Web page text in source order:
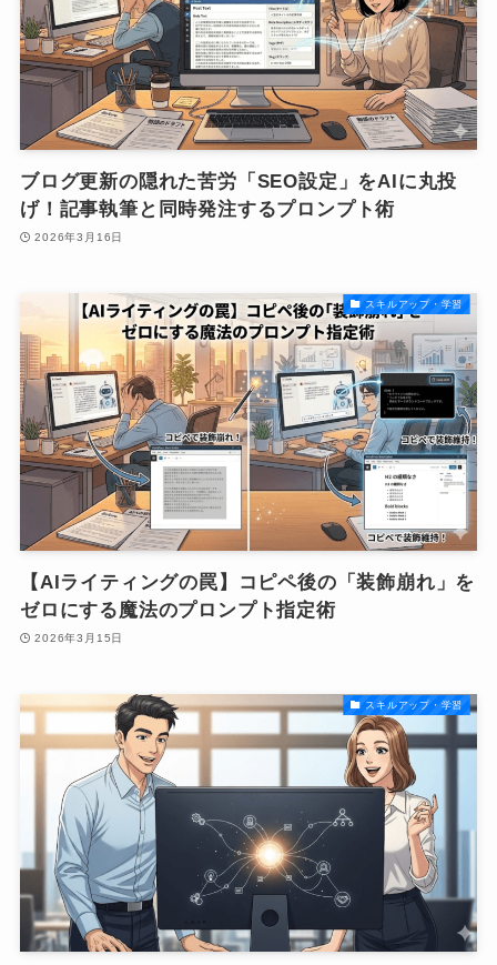
ブログ更新の隠れた苦労「SEO設定」をAIに丸投
げ！記事執筆と同時発注するプロンプト術
2026年3月16日
スキルアップ・学習
【AIライティングの罠】コピペ後の「装飾崩れ」を
ゼロにする魔法のプロンプト指定術
2026年3月15日
スキルアップ・学習